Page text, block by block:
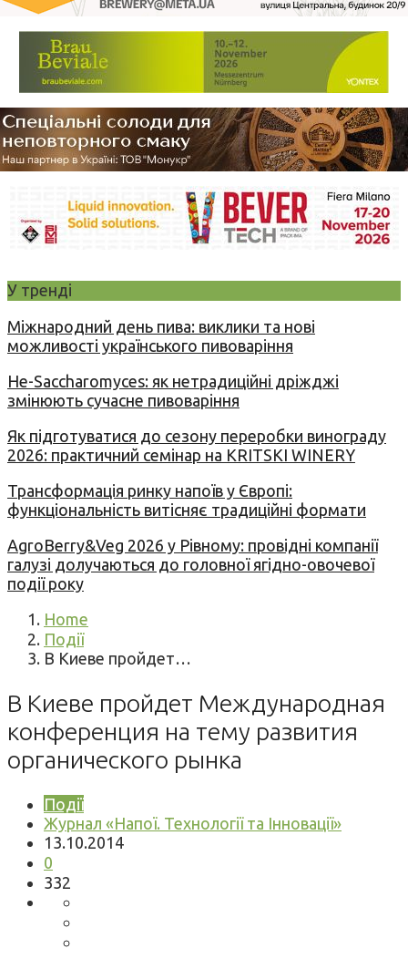
У тренді
Міжнародний день пива: виклики та нові
можливості українського пивоваріння
Не-Saccharomyces: як нетрадиційні дріжджі
змінюють сучасне пивоваріння
Як підготуватися до сезону переробки винограду
2026: практичний семінар на KRITSKI WINERY
Трансформація ринку напоїв у Європі:
функціональність витісняє традиційні формати
AgroBerry&Veg 2026 у Рівному: провідні компанії
галузі долучаються до головної ягідно-овочевої
події року
Home
Події
В Киеве пройдет…
В Киеве пройдет Международная
конференция на тему развития
органического рынка
Події
Журнал «Напої. Технології та Інновації»
13.10.2014
0
332